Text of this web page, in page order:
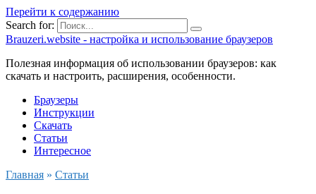
Перейти к содержанию
Search for:
Brauzeri.website - настройка и использование браузеров
Полезная информация об использовании браузеров: как
скачать и настроить, расширения, особенности.
Браузеры
Инструкции
Скачать
Статьи
Интересное
Главная » Статьи